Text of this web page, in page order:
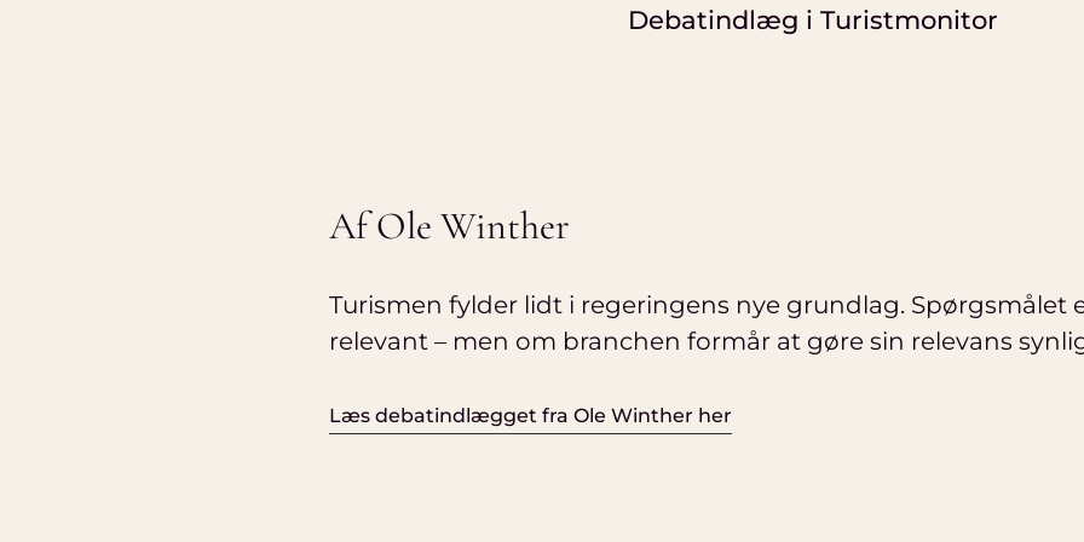
Debatindlæg i Turistmonitor
Af Ole Winther
Turismen fylder lidt i regeringens nye grundlag. Spørgsmålet
relevant – men om branchen formår at gøre sin relevans
Læs debatindlægget fra Ole Winther her